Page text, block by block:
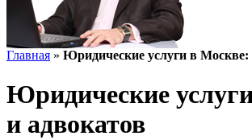
Главная » Юридические услуги в Москве:
Юридические
и адвокатов